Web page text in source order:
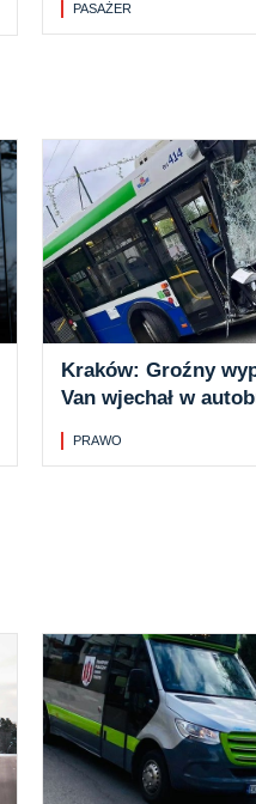
PASAŻER
Kraków: Groźny
Van wjechał w
PRAWO